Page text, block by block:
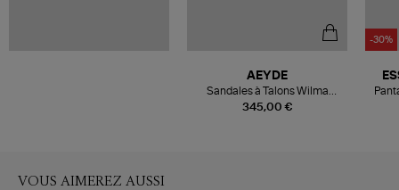
345,00 €
AEYDE
Sandales à Talons Wilma
Hazelnut
-30%
VOUS AIMEREZ AUSSI